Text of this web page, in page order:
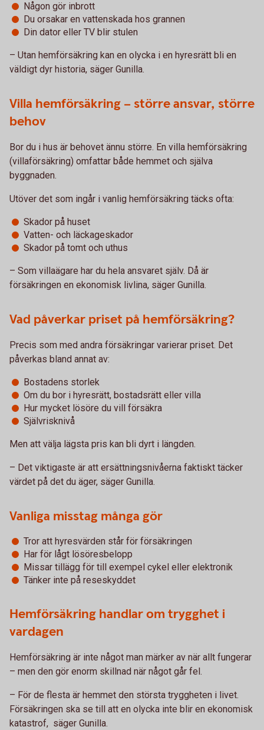
Någon gör inbrott
Du orsakar en vattenskada hos grannen
Din dator eller TV blir stulen
– Utan hemförsäkring kan en olycka i en hyresrätt bli en
väldigt dyr historia, säger Gunilla.
Villa hemförsäkring – större ansvar, större
behov
Bor du i hus är behovet ännu större. En villa hemförsäkring
(villaförsäkring) omfattar både hemmet och själva
byggnaden.
Utöver det som ingår i vanlig hemförsäkring täcks ofta:
Skador på huset
Vatten- och läckageskador
Skador på tomt och uthus
– Som villaägare har du hela ansvaret själv. Då är
försäkringen en ekonomisk livlina, säger Gunilla.
Vad påverkar priset på hemförsäkring?
Precis som med andra försäkringar varierar priset. Det
påverkas bland annat av:
Bostadens storlek
Om du bor i hyresrätt, bostadsrätt eller villa
Hur mycket lösöre du vill försäkra
Självrisknivå
Men att välja lägsta pris kan bli dyrt i längden.
– Det viktigaste är att ersättningsnivåerna faktiskt täcker
värdet på det du äger, säger Gunilla.
Vanliga misstag många gör
Tror att hyresvärden står för försäkringen
Har för lågt lösöresbelopp
Missar tillägg för till exempel cykel eller elektronik
Tänker inte på reseskyddet
Hemförsäkring handlar om trygghet i
vardagen
Hemförsäkring är inte något man märker av när allt fungerar
– men den gör enorm skillnad när något går fel.
– För de flesta är hemmet den största tryggheten i livet.
Försäkringen ska se till att en olycka inte blir en ekonomisk
katastrof, säger Gunilla.